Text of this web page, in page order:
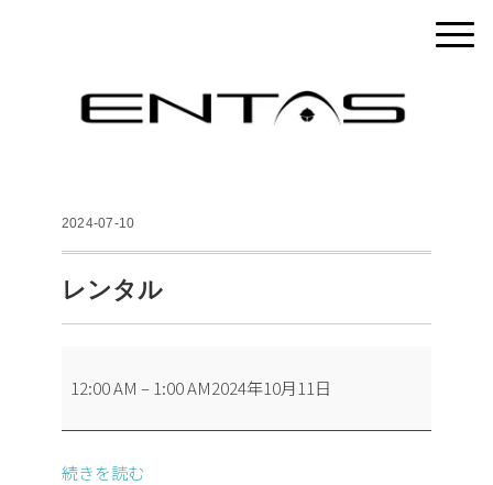
2024-07-10
レンタル
ン
タ
12:00 AM – 1:00 AM2024年10月11日
続きを読む